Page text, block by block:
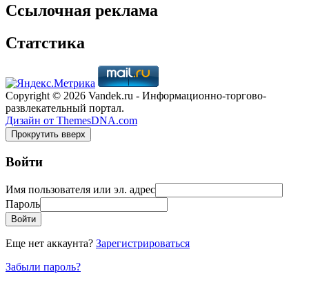
Ссылочная реклама
Статстика
Copyright © 2026 Vandek.ru - Информационно-торгово-
развлекательный портал.
Дизайн от ThemesDNA.com
Прокрутить вверх
Войти
Имя пользователя или эл. адрес
Пароль
Войти
Еще нет аккаунта? Зарегистрироваться
Забыли пароль?